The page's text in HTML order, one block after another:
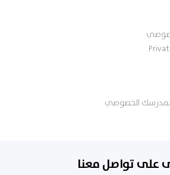
لمدرسك الخصوصي
على تواصل معنا